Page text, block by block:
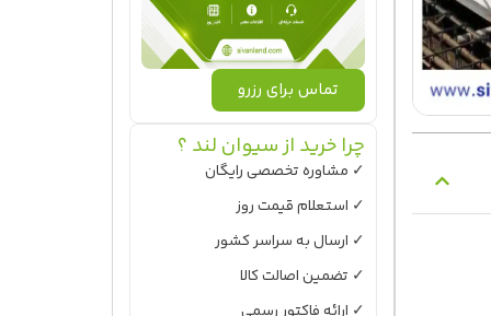
تماس برای رزرو
چرا خرید از سیوان لند ؟
✓ مشاوره تخصصی رایگان
✓ استعلام قیمت روز
✓ ارسال به سراسر کشور
✓ تضمین اصالت کالا